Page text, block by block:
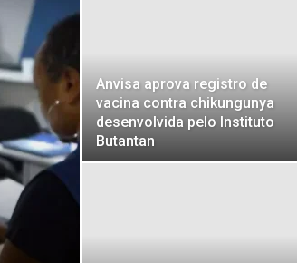
Anvisa aprova registro de
vacina contra chikungunya
desenvolvida pelo Instituto
Butantan